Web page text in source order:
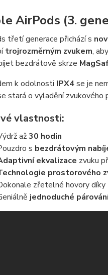
AirPods (3.
třetí generace přichází s
trojrozměrným zvukem,
bezdrátově skrze
k odolnosti IPX4se je
stará o vyladění zvukového
vlastnosti:
až30 hodin
s bezdrátovým
ekvalizace zvuku
prostorového
zřetelné hovory díky
jednoduché